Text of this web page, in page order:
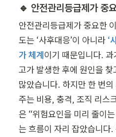
🔹 안전관리등급제가 중
안전관리등급제가 중요한
도는 ‘사후대응’이 아니라 ‘
가 체계이기 때문입니다.
고가 발생한 후에 원인을
많았습니다. 하지만 한 번
주는 비용, 충격, 조직 리스
은 “위험요인을 미리 줄이
는 흐름이 자리 잡았습니다